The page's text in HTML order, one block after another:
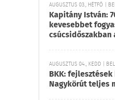
AUGUSZTUS 03., HÉTFŐ |
Kapitány István:
kevesebbet
csúcsidőszakban
AUGUSZTUS 04., KEDD |
BKK:
Nagykörút teljes